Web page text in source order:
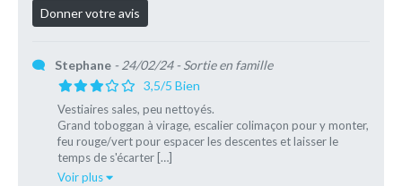
Stephane - 24/02/24- Sortie en famille
3,5/5 Bien
Vestiaires sales, peu nettoyés.
Grand toboggan à virage, escalier colimaçon pour y monter,
feu rouge/vert pour espacer les descentes et laisser le
temps de s'écarter […]
Voir plus